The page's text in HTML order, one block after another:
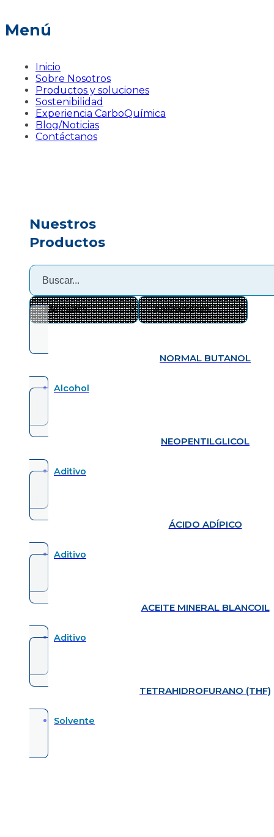
Menú
Inicio
Sobre Nosotros
Productos y soluciones
Sostenibilidad
Experiencia CarboQuímica
Blog/Noticias
Contáctanos
Nuestros
Productos
NORMAL BUTANOL
Alcohol
NEOPENTILGLICOL
Aditivo
ÁCIDO ADÍPICO
Aditivo
ACEITE MINERAL BLANCOIL
Aditivo
TETRAHIDROFURANO (THF)
Solvente